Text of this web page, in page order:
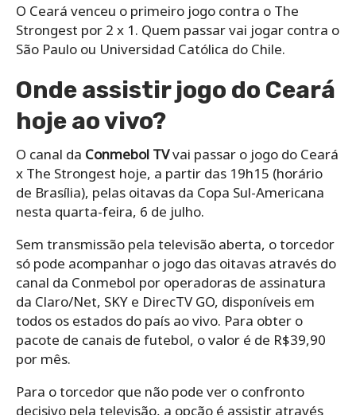
O Ceará venceu o primeiro jogo contra o The
Strongest por 2 x 1. Quem passar vai jogar contra o
São Paulo ou Universidad Católica do Chile.
Onde assistir jogo do Ceará
hoje ao vivo?
O canal da Conmebol TVvai passar o jogo do Ceará
x The Strongest hoje, a partir das 19h15 (horário
de Brasília), pelas oitavas da Copa Sul-Americana
nesta quarta-feira, 6 de julho.
Sem transmissão pela televisão aberta, o torcedor
só pode acompanhar o jogo das oitavas através do
canal da Conmebol por operadoras de assinatura
da Claro/Net, SKY e DirecTV GO, disponíveis em
todos os estados do país ao vivo. Para obter o
pacote de canais de futebol, o valor é de R$39,90
por mês.
Para o torcedor que não pode ver o confronto
decisivo pela televisão, a opção é assistir através